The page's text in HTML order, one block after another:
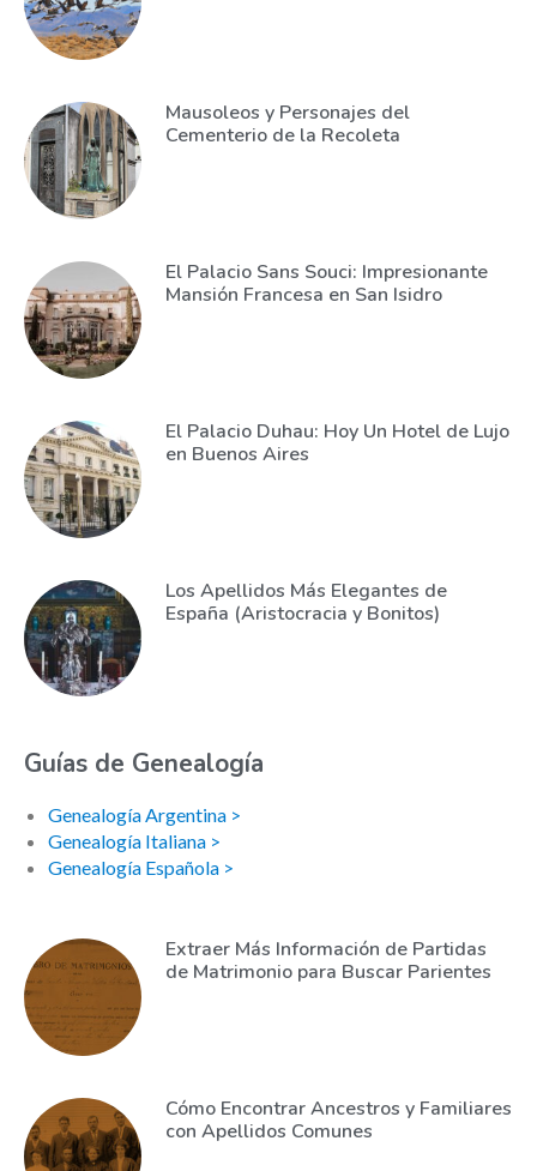
Mausoleos y Personajes del
Cementerio de la Recoleta
El Palacio Sans Souci: Impresionante
Mansión Francesa en San Isidro
El Palacio Duhau: Hoy Un Hotel de Lujo
en Buenos Aires
Los Apellidos Más Elegantes de
España (Aristocracia y Bonitos)
Guías de Genealogía
Genealogía Argentina >
Genealogía Italiana >
Genealogía Española >
Extraer Más Información de Partidas
de Matrimonio para Buscar Parientes
Cómo Encontrar Ancestros y Familiares
con Apellidos Comunes